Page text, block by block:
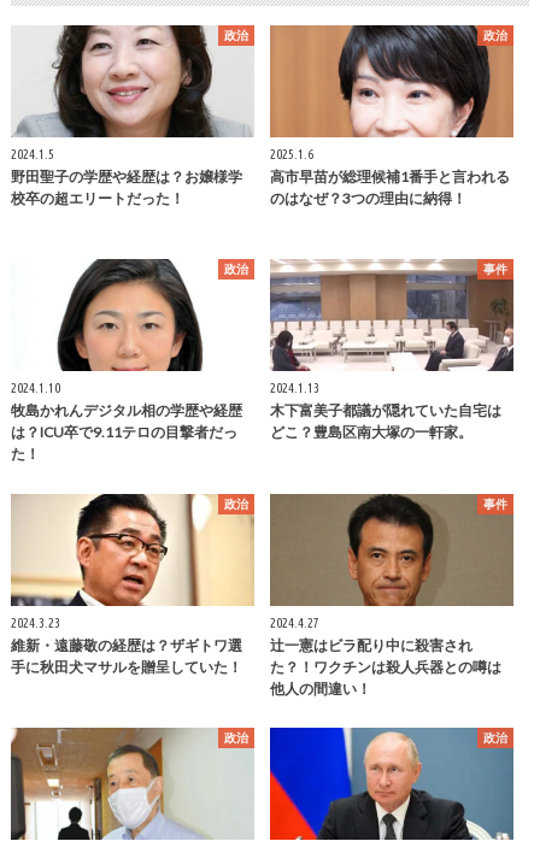
政治
2024.1.5
野田聖子の学歴や経歴は？お嬢様学
校卒の超エリートだった！
政治
2025.1.6
高市早苗が総理候補1番手と言われる
のはなぜ？3つの理由に納得！
政治
2024.1.10
牧島かれんデジタル相の学歴や経歴
は？ICU卒で9.11テロの目撃者だっ
た！
事件
2024.1.13
木下富美子都議が隠れていた自宅は
どこ？豊島区南大塚の一軒家。
政治
2024.3.23
維新・遠藤敬の経歴は？ザギトワ選
手に秋田犬マサルを贈呈していた！
事件
2024.4.27
辻一憲はビラ配り中に殺害され
た？！ワクチンは殺人兵器との噂は
他人の間違い！
政治 政治